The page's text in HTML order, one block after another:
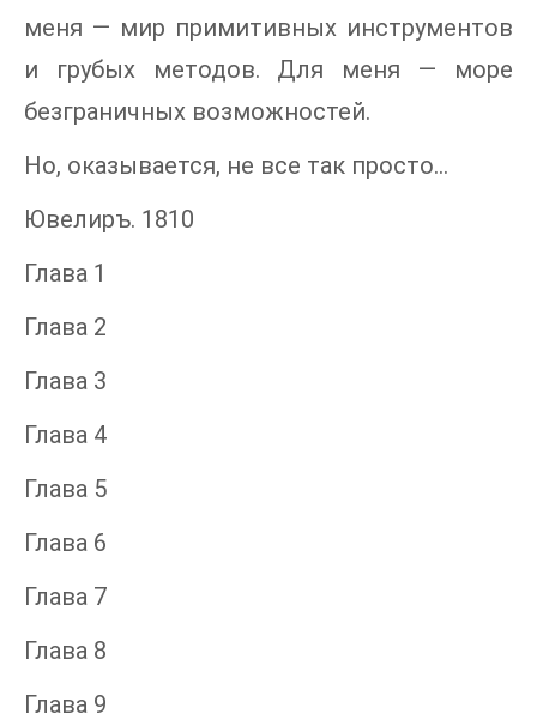
меня — мир примитивных инструментов
и грубых методов. Для меня — море
безграничных возможностей.
Но, оказывается, не все так просто...
Ювелиръ. 1810
Глава 1
Глава 2
Глава 3
Глава 4
Глава 5
Глава 6
Глава 7
Глава 8
Глава 9